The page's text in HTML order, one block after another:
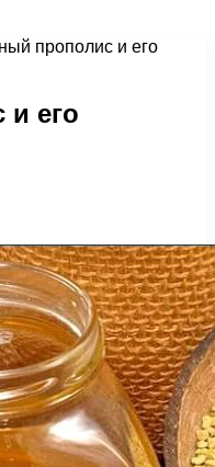
прополис и его
его